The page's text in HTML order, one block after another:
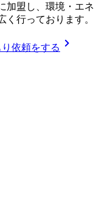
加盟し、環境・エネ
く行っております。
依頼をする chevron_right